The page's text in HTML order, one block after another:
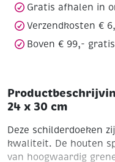
Gratis afhalen in
Verzendkosten €
Boven € 99,-
24 x 30 cm
Deze schilderdoeken
kwaliteit. De houten
van hoogwaardig